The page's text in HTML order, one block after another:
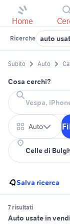
Home
Ricerche auto
Subito Auto
Cosa cerchi?
Auto
Salva ricerca
7 risultati
Auto usate in